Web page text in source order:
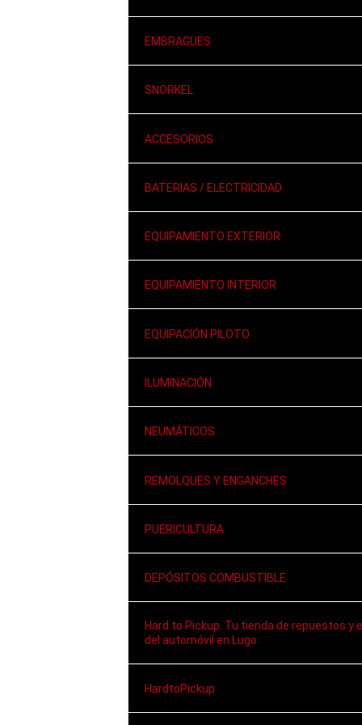
EMBRAGUES
SNORKEL
ACCESORIOS
BATERIAS / ELECTRICIDAD
EQUIPAMIENTO EXTERIOR
EQUIPAMIENTO INTERIOR
EQUIPACIÓN PILOTO
ILUMINACIÓN
NEUMÁTICOS
REMOLQUES Y ENGANCHES
PUERICULTURA
DEPÓSITOS COMBUSTIBLE
Hard to Pickup. Tu tienda de repuestos y
del automóvil en Lugo.
HardtoPickup